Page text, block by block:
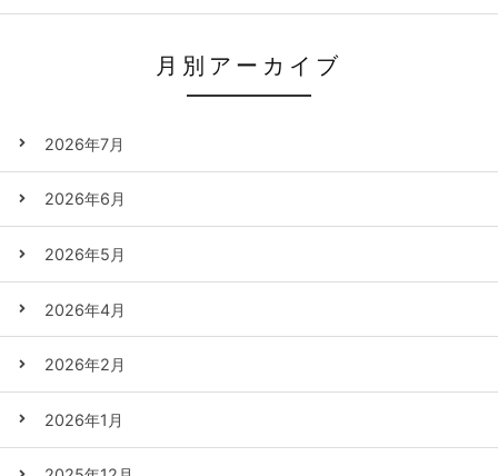
月別アーカイブ
2026年7月
2026年6月
2026年5月
2026年4月
2026年2月
2026年1月